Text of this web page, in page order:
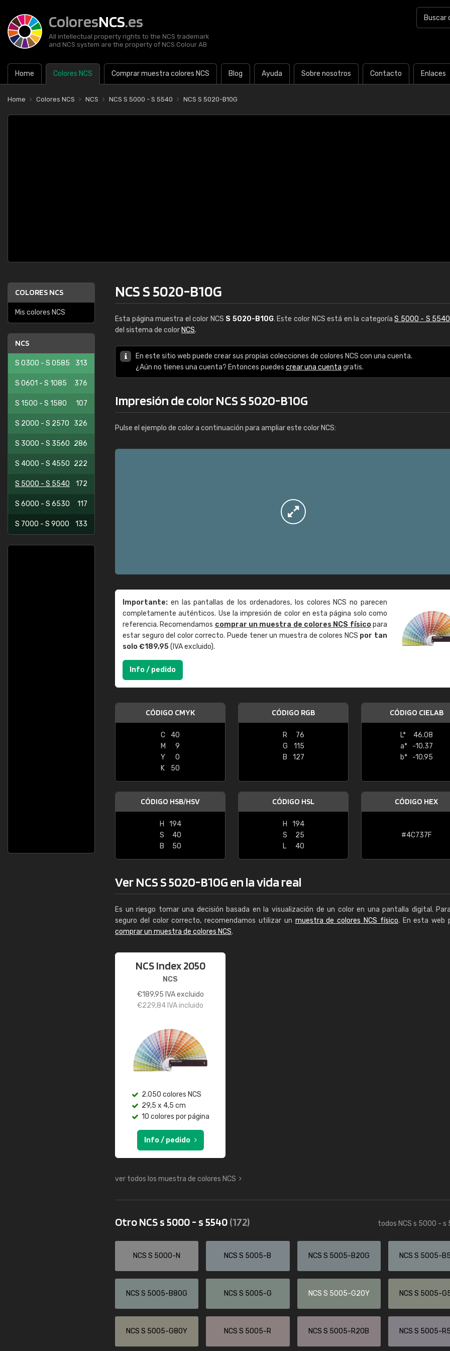
ColoresNCS.es
All intellectual property rights to the NCS trademark
and NCS system are the property of NCS Colour AB
Home Colores NCS Comprar muestra colores NCS Blog Ayuda Sobre nosotros Contacto Enlaces
Home Colores NCS NCS NCS S 5000 - S 5540 NCS S 5020-B10G
COLORES NCS
Mis colores NCS
NCS
S 0300 - S 0585 313
S 0601 - S 1085 376
S 1500 - S 1580 107
S 2000 - S 2570 326
S 3000 - S 3560 286
S 4000 - S 4550 222
S 5000 - S 5540 172
S 6000 - S 6530 117
S 7000 - S 9000 133
NCS S 5020-B10G
Esta página muestra el color NCS S 5020-B10G. Este color NCS está en la categoríaS 5000 - S 5540
del sistema de color NCS.
En este sitio web puede crear sus propias colecciones de colores NCS con una cuenta.
¿Aún no tienes una cuenta? Entonces puedes crear una cuenta gratis.
Impresión de color NCS S 5020-B10G
Pulse el ejemplo de color a continuación para ampliar este color NCS:
Importante: en las pantallas de los ordenadores, los colores NCS no parecen
completamente auténticos. Use la impresión de color en esta página solo como
referencia. Recomendamos comprar un muestra de colores NCS físicopara
estar seguro del color correcto. Puede tener un muestra de colores NCS por tan
solo €189,95(IVA excluido).
Info / pedido
CÓDIGO CMYK
C
40
M
9
Y
0
K
50
CÓDIGO RGB
R
76
G
115
B
127
CÓDIGO CIELAB
L*
46.08
a*
-10.37
b*
-10.95
CÓDIGO HSB/HSV
H
194
S
40
B
50
CÓDIGO HSL
H
194
S
25
L
40
CÓDIGO HEX
#4C737F
Ver NCS S 5020-B10G en la vida real
Es un riesgo tomar una decisión basada en la visualización de un color en una pantalla digital.
seguro del color correcto, recomendamos utilizar un muestra de colores NCS físico. En esta web
comprar un muestra de colores NCS.
NCS Index 2050
NCS
€189,95 IVA excluido
€229,84 IVA incluido
2.050 colores NCS
29,5 x 4,5 cm
10 colores por página
Info / pedido
ver todos los muestra de colores NCS
Otro NCS s 5000 - s 5540(172) todos NCS s 5000 - s
NCS S 5000-N NCS S 5005-B NCS S 5005-B20G NCS S 5005-
NCS S 5005-B80G NCS S 5005-G NCS S 5005-G20Y NCS S 5005-
NCS S 5005-G80Y NCS S 5005-R NCS S 5005-R20B NCS S 5005-
"Buen servicio. No obstante No es
encontrar/comprar lo que se busca"